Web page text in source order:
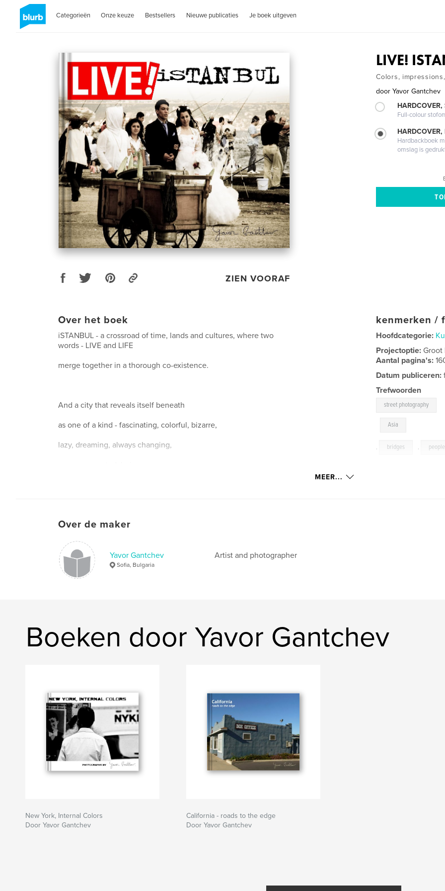
Categorieën Onze keuze Bestsellers Nieuwe publicaties Je boek uitgeven
ZIEN VOORAF
LIVE!
Colors,
door Yavor Gantchev
HARDCOVER,
Full-colour
Hardbackboek
omslag is
Over het boek
iSTANBUL - a crossroad of time, lands and cultures, where two
words - LIVE and LIFE
merge together in a thorough co-existence.
And a city that reveals itself beneath
as one of a kind - fascinating, colorful, bizarre,
lazy, dreaming, always changing,
kenmerken /
Hoofdcategorie:
Projectoptie:
Aantal pagina's:
Datum publiceren:
Trefwoorden
street photography
Asia
, bridges , people
MEER...
Over de maker
Yavor Gantchev
Sofia, Bulgaria
Artist and photographer
Boeken door Yavor Gantchev
New York, Internal Colors
Door Yavor Gantchev
California - roads to the edge
Door Yavor Gantchev